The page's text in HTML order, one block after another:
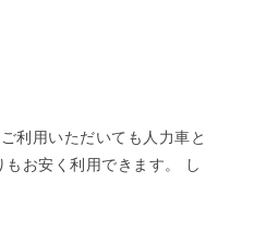
利用いただいても人力車と
お安く利用できます。 し